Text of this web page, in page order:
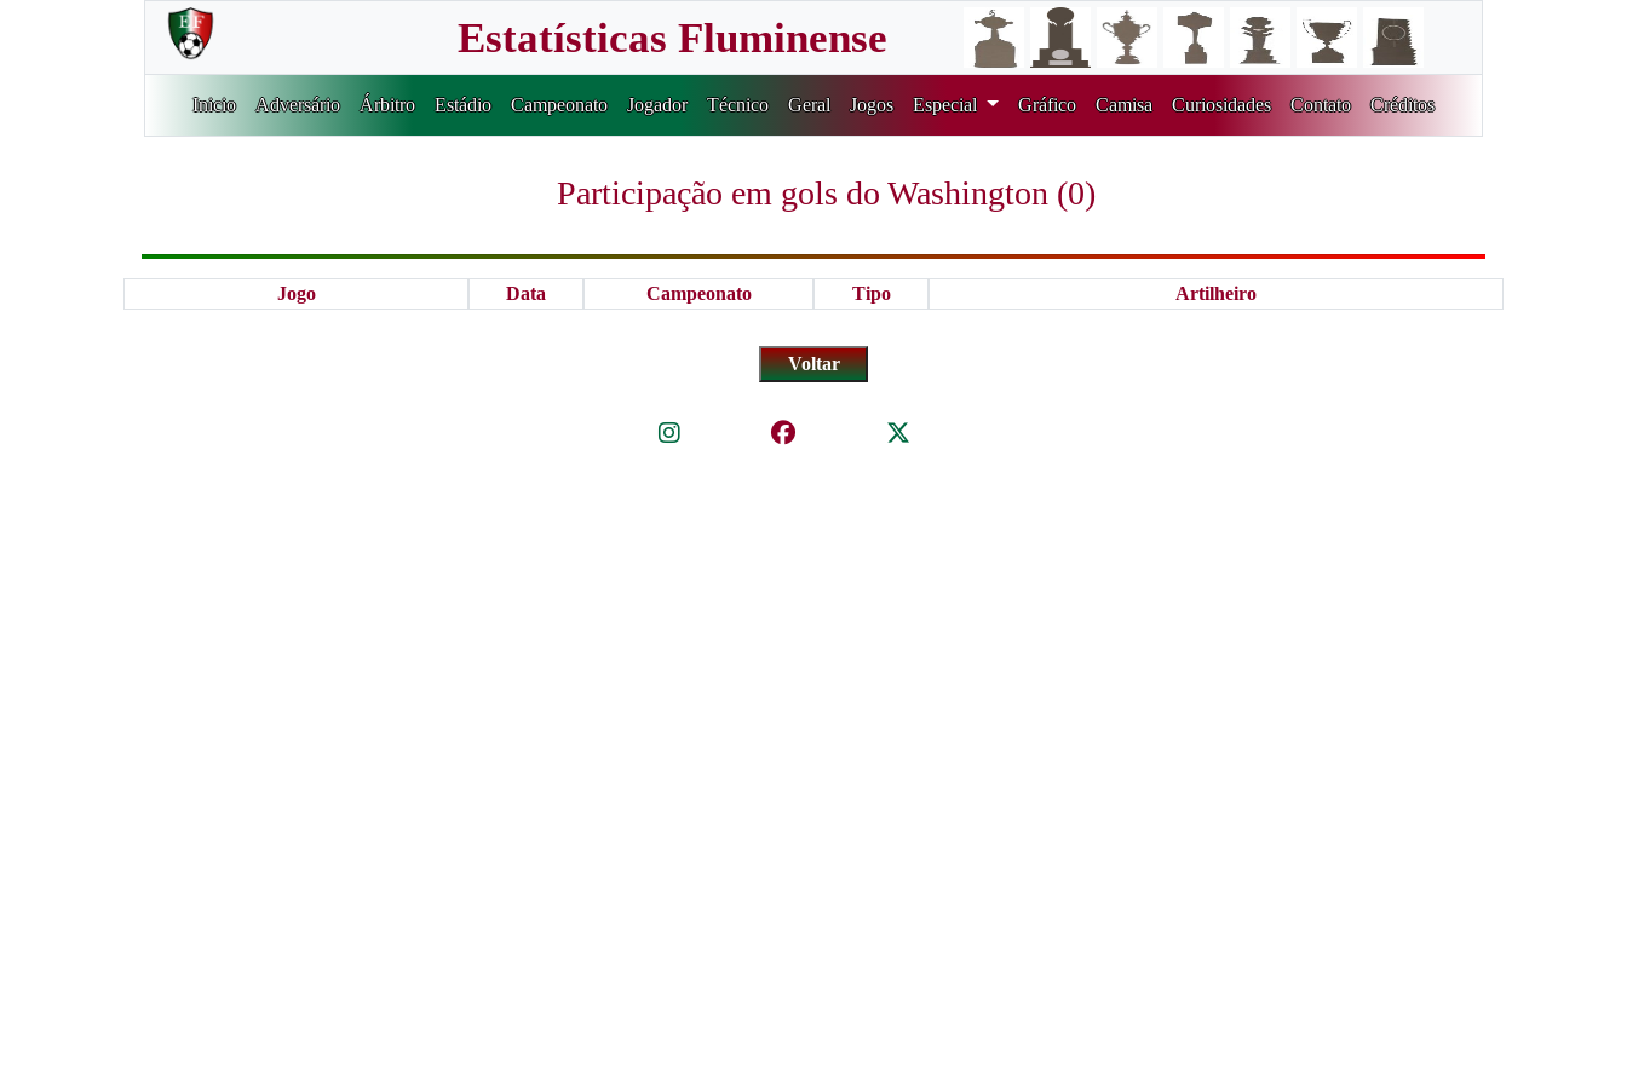
Estatísticas Fluminense
Inicio Adversário Árbitro Estádio Campeonato Jogador Técnico Geral Jogos Especial Gráfico Camisa Curiosidades Contato Créditos
Participação em gols do Washington (0)
Jogo Data Campeonato Tipo Artilheiro